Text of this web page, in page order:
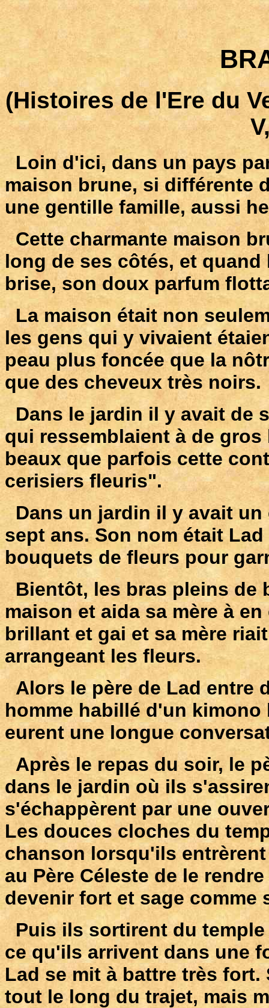
(Histoires de l'Ere du
Loin d'ici, dans un pays
maison brune, si différente
une gentille famille, aussi
Cette charmante maison
long de ses côtés, et
brise, son doux parfum
La maison était non
les gens qui y vivaient
peau plus foncée que la
que des cheveux très noirs.
Dans le jardin il y avait de
qui ressemblaient à de
beaux que parfois cette
cerisiers fleuris".
Dans un jardin il y avait un
sept ans. Son nom était
bouquets de fleurs pour
Bientôt, les bras pleins de
maison et aida sa mère à
brillant et gai et sa mère
arrangeant les fleurs.
Alors le père de Lad entre
homme habillé d'un
eurent une longue
Après le repas du soir, le
dans le jardin où ils
s'échappèrent par une
Les douces cloches du
chanson lorsqu'ils
au Père Céleste de le
devenir fort et sage comme
Puis ils sortirent du
ce qu'ils arrivent dans une
Lad se mit à battre très
tout le long du trajet, mais